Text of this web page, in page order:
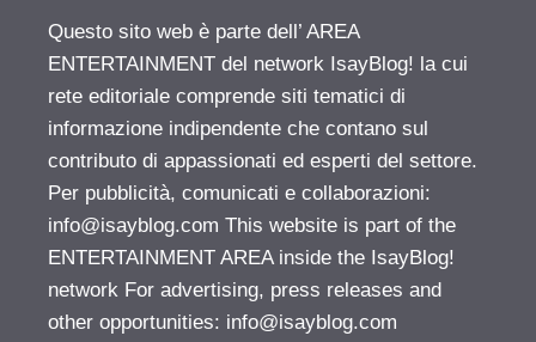
Questo sito web è parte dell’ AREA
ENTERTAINMENT del network IsayBlog! la cui
rete editoriale comprende siti tematici di
informazione indipendente che contano sul
contributo di appassionati ed esperti del settore.
Per pubblicità, comunicati e collaborazioni:
info@isayblog.com This website is part of the
ENTERTAINMENT AREA inside the IsayBlog!
network For advertising, press releases and
other opportunities: info@isayblog.com